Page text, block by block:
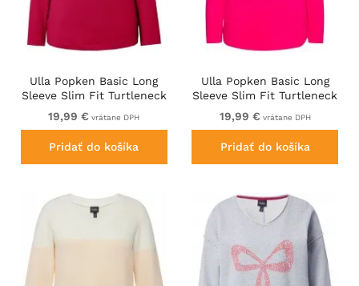
Ulla Popken Basic Long
Sleeve Slim Fit Turtleneck
Red
19,99 € vrátane DPH
Pridať do košíka
Ulla Popken Basic Long
Sleeve Slim Fit Turtleneck
Red Pink
19,99 € vrátane DPH
Pridať do košíka